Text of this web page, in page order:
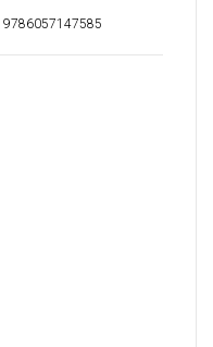
9786057147585